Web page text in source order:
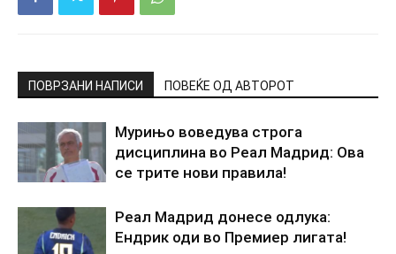
ПОВРЗАНИ НАПИСИ ПОВЕЌЕ ОД АВТОРОТ
Мурињо воведува строга
дисциплина во Реал Мадрид: Ова
се трите нови правила!
Реал Мадрид донесе одлука:
Ендрик оди во Премиер лигата!